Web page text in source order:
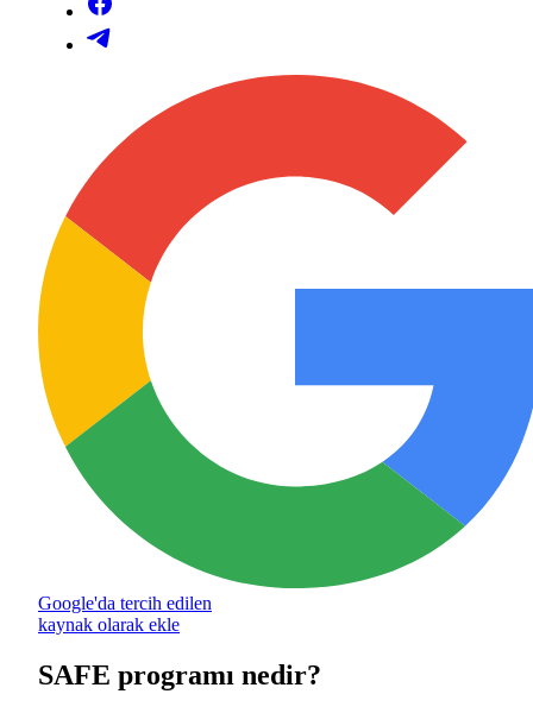
Google'da tercih edilen
kaynak olarak ekle
SAFE programı nedir?